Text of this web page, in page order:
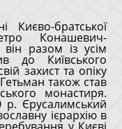
Києво-братської
Конашевич-
разом із усім
до Київського
захист та опіку
також став
монастиря.
р. Єрусалимський
ієрархію в